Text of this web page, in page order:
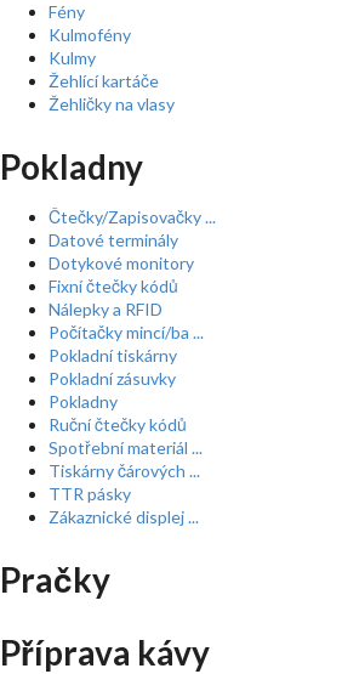
Fény
Kulmofény
Kulmy
Žehlící kartáče
Žehličky na vlasy
Pokladny
Čtečky/Zapisovačky ...
Datové terminály
Dotykové monitory
Fixní čtečky kódů
Nálepky a RFID
Počítačky mincí/ba ...
Pokladní tiskárny
Pokladní zásuvky
Pokladny
Ruční čtečky kódů
Spotřební materiál ...
Tiskárny čárových ...
TTR pásky
Zákaznické displej ...
Pračky
Příprava kávy